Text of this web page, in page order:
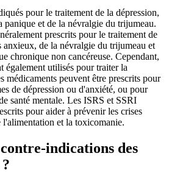
pour le traitement de la dépression,
panique et de la névralgie du trijumeau.
prescrits pour le traitement de
anxieux, de la névralgie du trijumeau et
chronique non cancéreuse. Cependant,
également utilisés pour traiter la
médicaments peuvent être prescrits pour
de dépression ou d'anxiété, ou pour
santé mentale. Les ISRS et SSRI
pour aider à prévenir les crises
l'alimentation et la toxicomanie.
indications des